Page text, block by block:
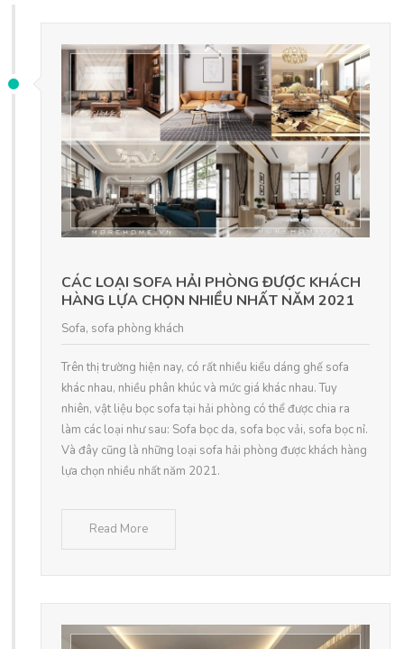
CÁC LOẠI SOFA HẢI PHÒNG ĐƯỢC KHÁCH
HÀNG LỰA CHỌN NHIỀU NHẤT NĂM 2021
Sofa, sofa phòng khách
Trên thị trường hiện nay, có rất nhiều kiểu dáng ghế sofa
khác nhau, nhiều phân khúc và mức giá khác nhau. Tuy
nhiên, vật liệu bọc sofa tại hải phòng có thể được chia ra
làm các loại như sau: Sofa bọc da, sofa bọc vải, sofa bọc nỉ.
Và đây cũng là những loại sofa hải phòng được khách hàng
lựa chọn nhiều nhất năm 2021.
Read More